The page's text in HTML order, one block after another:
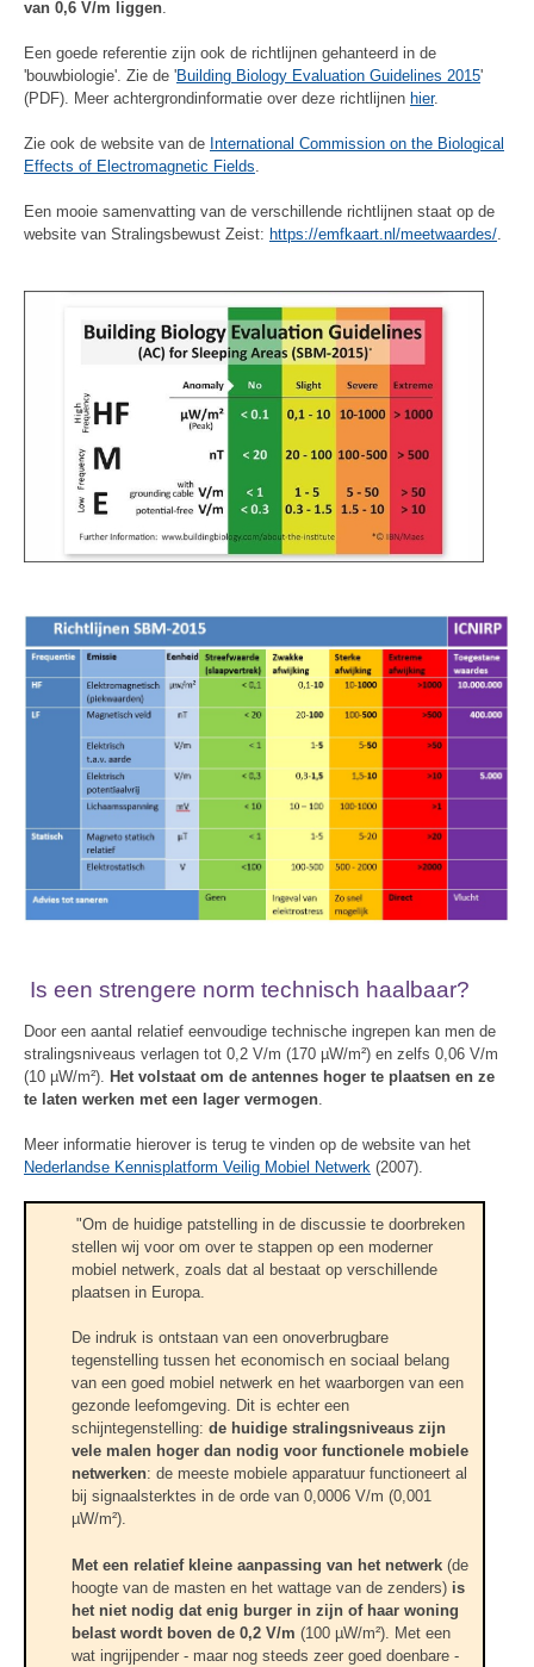
van 0,6 V/m liggen
Een goede referentie zijn ook de richtlijnen gehanteerd in de
'bouwbiologie'. Zie de 'Building Biology Evaluation Guidelines 2015'
(PDF). Meer achtergrondinformatie over deze richtlijnen hier.
Zie ook de website van de International Commission on the Biological
Effects of Electromagnetic Fields
Een mooie samenvatting van de verschillende richtlijnen staat op de
website van Stralingsbewust Zeist: https://emfkaart.nl/meetwaardes/
Is een strengere norm technisch haalbaar?
Door een aantal relatief eenvoudige technische ingrepen kan men de
stralingsniveaus verlagen tot 0,2 V/m (170 µW/m²) en zelfs 0,06 V/m
(10 µW/m²).
Het volstaat om de antennes hoger te plaatsen en ze
te laten werken met een lager vermogen
Meer informatie hierover is terug te vinden op de website van het
Nederlandse Kennisplatform Veilig Mobiel Netwerk (2007).
"Om de huidige patstelling in de discussie te doorbreken
stellen wij voor om over te stappen op een moderner
mobiel netwerk, zoals dat al bestaat op verschillende
plaatsen in Europa.
De indruk is ontstaan van een onoverbrugbare
tegenstelling tussen het economisch en sociaal belang
van een goed mobiel netwerk en het waarborgen van een
gezonde leefomgeving. Dit is echter een
schijntegenstelling: de huidige stralingsniveaus zijn
vele malen hoger dan nodig voor functionele mobiele
netwerken: de meeste mobiele apparatuur functioneert al
bij signaalsterktes in de orde van 0,0006 V/m (0,001
µW/m²).
Met een relatief kleine aanpassing van het netwerk (de
hoogte van de masten en het wattage van de zenders) is
het niet nodig dat enig burger in zijn of haar woning
belast wordt boven de 0,2 V/m (100 µW/m²). Met een
wat ingrijpender - maar nog steeds zeer goed doenbare -